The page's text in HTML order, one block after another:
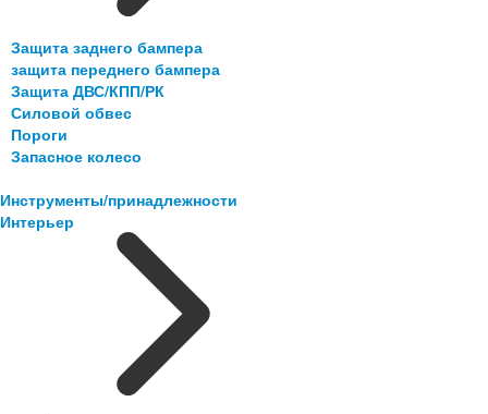
Защита заднего бампера
защита переднего бампера
Защита ДВС/КПП/РК
Силовой обвес
Пороги
Запасное колесо
Инструменты/принадлежности
Интерьер